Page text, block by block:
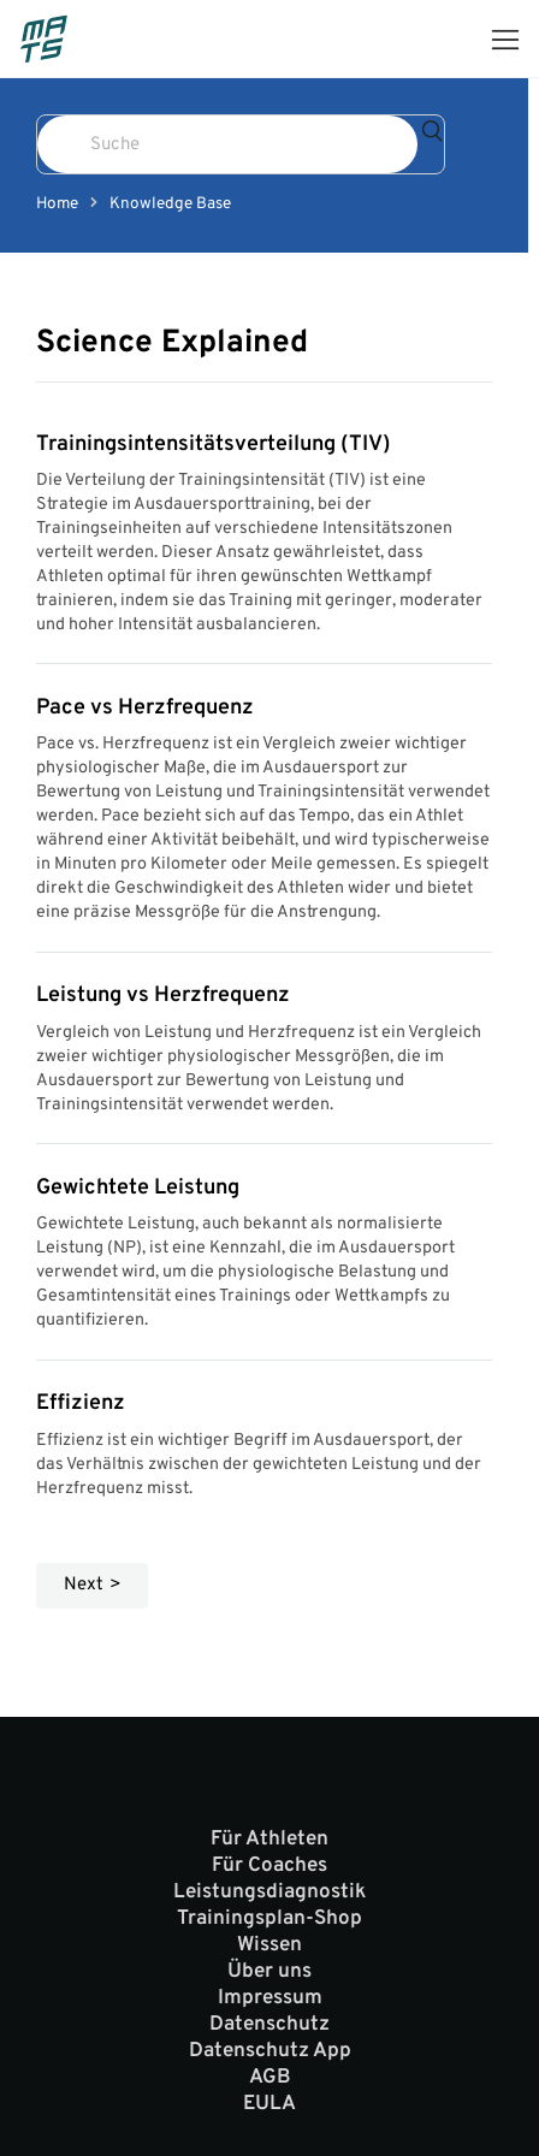
content
Search
For
Home Knowledge Base
Science Explained
Trainingsintensitätsverteilung (TIV)
Die Verteilung der Trainingsintensität (TIV) ist eine
Strategie im Ausdauersporttraining, bei der
Trainingseinheiten auf verschiedene Intensitätszonen
verteilt werden. Dieser Ansatz gewährleistet, dass
Athleten optimal für ihren gewünschten Wettkampf
trainieren, indem sie das Training mit geringer, moderater
und hoher Intensität ausbalancieren.
Pace vs Herzfrequenz
Pace vs. Herzfrequenz ist ein Vergleich zweier wichtiger
physiologischer Maße, die im Ausdauersport zur
Bewertung von Leistung und Trainingsintensität verwendet
werden. Pace bezieht sich auf das Tempo, das ein Athlet
während einer Aktivität beibehält, und wird typischerweise
in Minuten pro Kilometer oder Meile gemessen. Es spiegelt
direkt die Geschwindigkeit des Athleten wider und bietet
eine präzise Messgröße für die Anstrengung.
Leistung vs Herzfrequenz
Vergleich von Leistung und Herzfrequenz ist ein Vergleich
zweier wichtiger physiologischer Messgrößen, die im
Ausdauersport zur Bewertung von Leistung und
Trainingsintensität verwendet werden.
Gewichtete Leistung
Gewichtete Leistung, auch bekannt als normalisierte
Leistung (NP), ist eine Kennzahl, die im Ausdauersport
verwendet wird, um die physiologische Belastung und
Gesamtintensität eines Trainings oder Wettkampfs zu
quantifizieren.
Effizienz
Effizienz ist ein wichtiger Begriff im Ausdauersport, der
das Verhältnis zwischen der gewichteten Leistung und der
Herzfrequenz misst.
Next
Für Athleten
Für Coaches
Leistungsdiagnostik
Trainingsplan-Shop
Wissen
Über uns
Impressum
Datenschutz
Datenschutz App
AGB
EULA